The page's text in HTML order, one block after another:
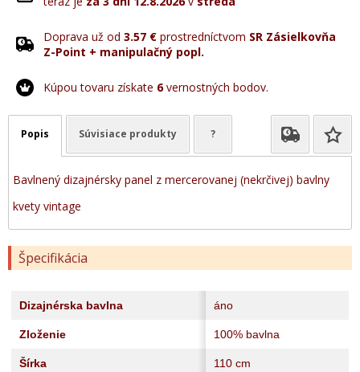
Doprava už od 3.57 € prostredníctvom SR Zásielkovňa
Z-Point + manipulačný popl.
Kúpou tovaru získate 6vernostných bodov.
Popis Súvisiace produkty ?
Bavlnený dizajnérsky panel z mercerovanej (nekrčivej) bavlny
kvety vintage
Špecifikácia
Dizajnérska bavlna áno
Zloženie 100% bavlna
Šírka 110 cm